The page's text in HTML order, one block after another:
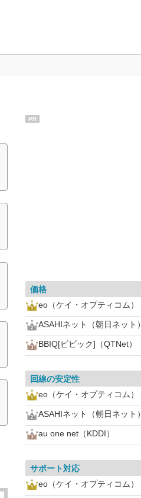
PR
価格
eo（ケイ・オプティコム）
ASAHIネット（朝日ネット）
BBIQ[ビビック]（QTNet）
回線の安定性
eo（ケイ・オプティコム）
ASAHIネット（朝日ネット）
au one net（KDDI）
サポート対応
eo（ケイ・オプティコム）